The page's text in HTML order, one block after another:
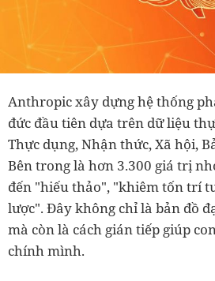
Anthropic xây dựng hệ thống
đức đầu tiên dựa trên dữ liệu
Thực dụng, Nhận thức, Xã hội,
Bên trong là hơn 3.300 giá trị
đến "hiếu thảo", "khiêm tốn trí
lược". Đây không chỉ là bản đồ
mà còn là cách gián tiếp giúp
chính mình.